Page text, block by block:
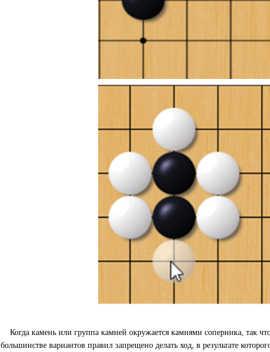
Когда камень или группа камней окружается камнями соперника, так
большинстве вариантов правил запрещено делать ход, в результате